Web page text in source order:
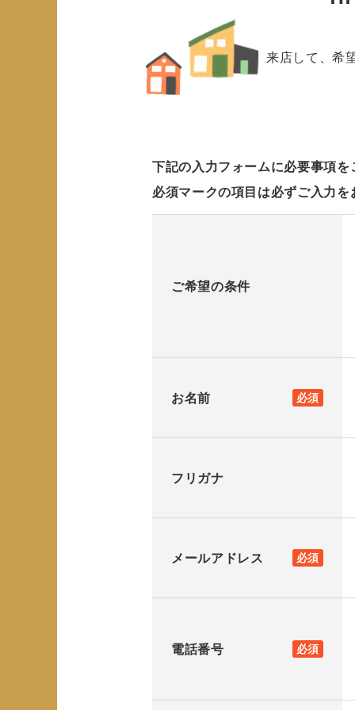
来店して、希
下記の入力フォームに必要事項
必須マークの項目は必ずご入力
ご希望の条件
お名前 必須
フリガナ
メールアドレス 必須
電話番号 必須